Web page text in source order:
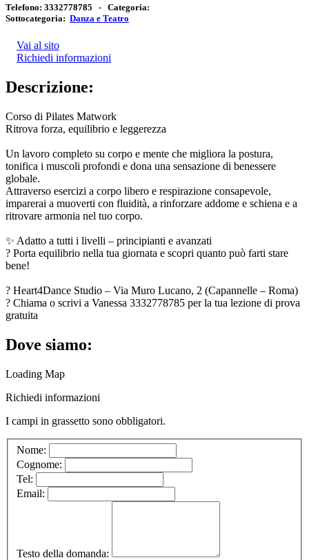
Telefono: 3332778785 - Categoria:
Sottocategoria: Danza e Teatro
Vai al sito
Richiedi informazioni
Descrizione:
Corso di Pilates Matwork
Ritrova forza, equilibrio e leggerezza
Un lavoro completo su corpo e mente che migliora la postura,
tonifica i muscoli profondi e dona una sensazione di benessere
globale.
Attraverso esercizi a corpo libero e respirazione consapevole,
imparerai a muoverti con fluidità, a rinforzare addome e schiena e a
ritrovare armonia nel tuo corpo.
✨ Adatto a tutti i livelli – principianti e avanzati
? Porta equilibrio nella tua giornata e scopri quanto può farti stare
bene!
? Heart4Dance Studio – Via Muro Lucano, 2 (Capannelle – Roma)
? Chiama o scrivi a Vanessa 3332778785 per la tua lezione di prova
gratuita
Dove siamo:
Loading Map
Richiedi informazioni
I campi in grassetto sono obbligatori.
Nome:
Cognome:
Tel:
Email:
Testo della domanda: